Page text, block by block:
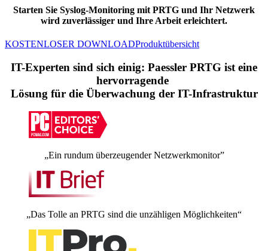
Starten Sie Syslog-Monitoring mit PRTG und Ihr Netzwerk
wird zuverlässiger und Ihre Arbeit erleichtert.
KOSTENLOSER DOWNLOADProduktübersicht
IT-Experten sind sich einig: Paessler PRTG ist eine
hervorragende
Lösung für die Überwachung der IT-Infrastruktur
„Ein rundum überzeugender Netzwerkmonitor”
„Das Tolle an PRTG sind die unzähligen Möglichkeiten“